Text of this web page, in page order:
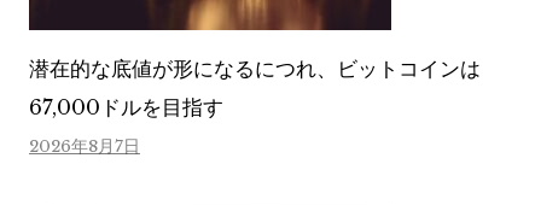
潜在的な底値が形になるにつれ、ビットコインは
67,000ドルを目指す
2026年8月7日